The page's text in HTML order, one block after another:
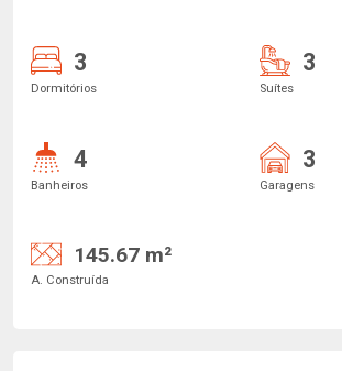
3
Dormitórios
3
Suítes
4
Banheiros
3
Garagens
145.67 m²
A. Construída